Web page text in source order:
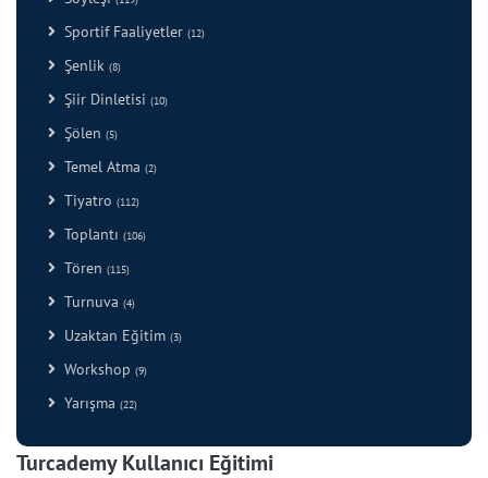
Sportif Faaliyetler (12)
Şenlik (8)
Şiir Dinletisi (10)
Şölen (5)
Temel Atma (2)
Tiyatro (112)
Toplantı (106)
Tören (115)
Turnuva (4)
Uzaktan Eğitim (3)
Workshop (9)
Yarışma (22)
Turcademy Kullanıcı Eğitimi